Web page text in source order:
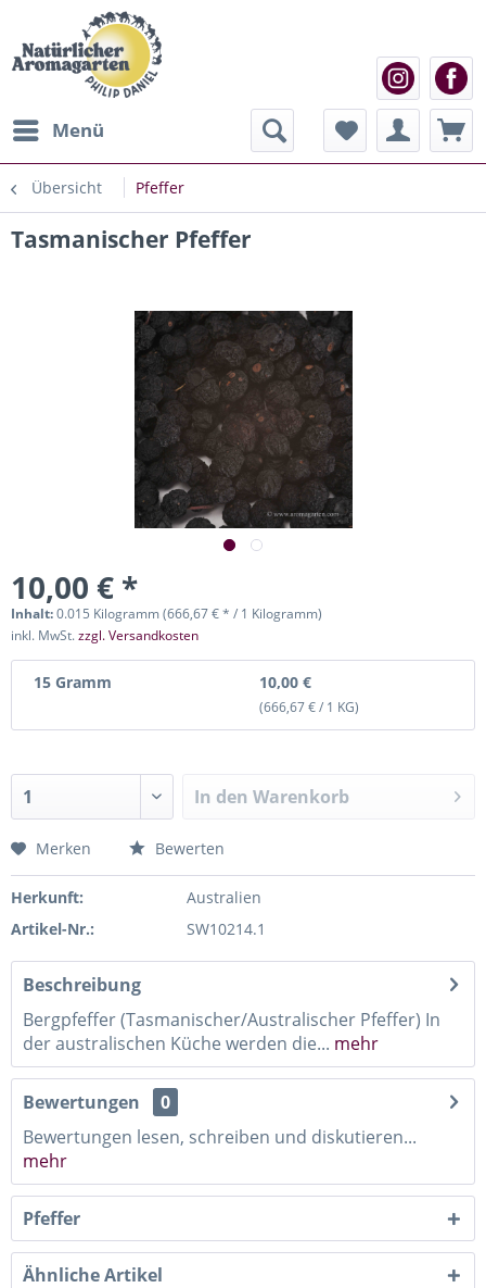
Menü
Übersicht Pfeffer
Tasmanischer Pfeffer
10,00 € *
Inhalt:0.015 Kilogramm (666,67 € * / 1 Kilogramm)
inkl. MwSt.zzgl. Versandkosten
15 Gramm 10,00 €
(666,67 € / 1 KG)
In den Warenkorb
Merken Bewerten
Herkunft:
Australien
Artikel-Nr.:
SW10214.1
Beschreibung
Bergpfeffer (Tasmanischer/Australischer Pfeffer) In
der australischen Küche werden die... mehr
Bewertungen
0
Bewertungen lesen, schreiben und diskutieren...
mehr
Pfeffer
Ähnliche Artikel